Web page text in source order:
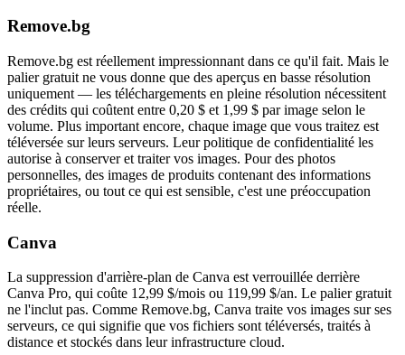
Remove.bg
Remove.bg est réellement impressionnant dans ce qu'il fait. Mais le
palier gratuit ne vous donne que des aperçus en basse résolution
uniquement — les téléchargements en pleine résolution nécessitent
des crédits qui coûtent entre 0,20 $ et 1,99 $ par image selon le
volume. Plus important encore, chaque image que vous traitez est
téléversée sur leurs serveurs. Leur politique de confidentialité les
autorise à conserver et traiter vos images. Pour des photos
personnelles, des images de produits contenant des informations
propriétaires, ou tout ce qui est sensible, c'est une préoccupation
réelle.
Canva
La suppression d'arrière-plan de Canva est verrouillée derrière
Canva Pro, qui coûte 12,99 $/mois ou 119,99 $/an. Le palier gratuit
ne l'inclut pas. Comme Remove.bg, Canva traite vos images sur ses
serveurs, ce qui signifie que vos fichiers sont téléversés, traités à
distance et stockés dans leur infrastructure cloud.